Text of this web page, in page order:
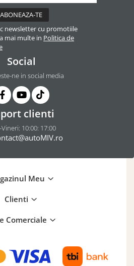
newsletter cu promotiile
mai multe in Politica de
Social
ne in social media
clienti
10:00: 17:00
Meu
Clienti
Comerciale